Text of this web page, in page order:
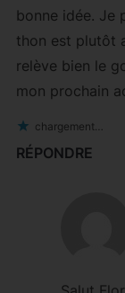
bonne idée. Je
thon est plutôt
relève bien le
mon prochain
chargement…
RÉPONDRE